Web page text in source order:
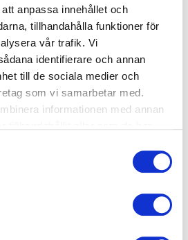
anpassa innehållet och
tillhandahålla funktioner för
vår trafik. Vi
identifierare och annan
till de sociala medier och
som vi samarbetar med.
informationen med annan
30 min
19
650 kr